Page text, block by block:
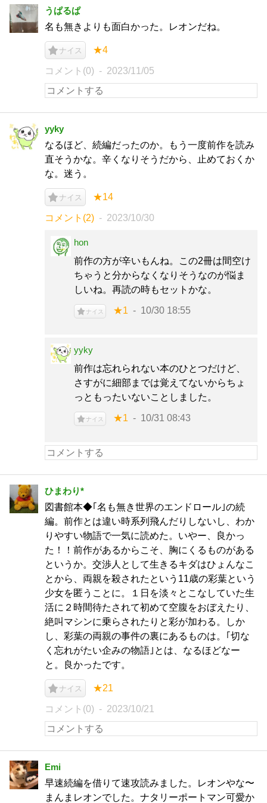
うぱるぱ
名も無きよりも面白かった。レオンだね。
ナイス ★4
コメント(0) 2023/11/05
yyky
なるほど、続編だったのか。もう一度前作を読み
直そうかな。辛くなりそうだから、止めておくか
な。迷う。
ナイス ★14
コメント(2) 2023/10/30
hon
前作の方が辛いもんね。この2冊は間空け
ちゃうと分からなくなりそうなのが悩ま
しいね。再読の時もセットかな。
ナイス ★1 10/30 18:55
yyky
前作は忘れられない本のひとつだけど、
さすがに細部までは覚えてないからちょ
っともったいないことしました。
ナイス ★1 10/31 08:43
ひまわり*
図書館本◆｢名も無き世界のエンドロール｣の続
編。前作とは違い時系列飛んだりしないし、わか
りやすい物語で一気に読めた。いやー、良かっ
た！！前作があるからこそ、胸にくるものがある
というか。交渉人として生きるキダはひょんなこ
とから、両親を殺されたという11歳の彩葉という
少女を匿うことに。１日を淡々とこなしていた生
活に２時間待たされて初めて空腹をおぼえたり、
絶叫マシンに乗らされたりと彩が加わる。しか
し、彩葉の両親の事件の裏にあるものは。｢切な
く忘れがたい企みの物語｣とは、なるほどなー
と。良かったです。
ナイス ★21
コメント(0) 2023/10/21
Emi
早速続編を借りて速攻読みました。レオンやな〜
まんまレオンでした。ナタリーポートマン可愛か